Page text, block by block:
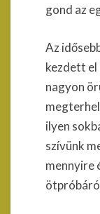
gond az
Az
kezdett el
nagyon
ilyen
szívünk
mennyire